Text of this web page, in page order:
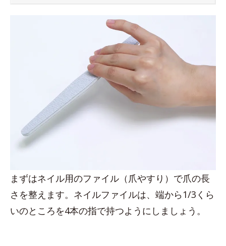
まずはネイル用のファイル（爪やすり）で爪の長
さを整えます。ネイルファイルは、端から1/3くら
いのところを4本の指で持つようにしましょう。